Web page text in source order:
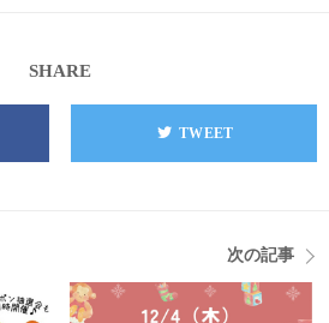
SHARE
TWEET
次の記事